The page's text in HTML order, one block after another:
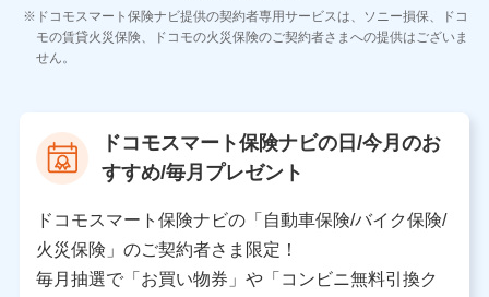
各種お問い合わせに対応するため
当社のサービスに関する情報提供や、皆様に有用なお知らせ
をお送りするため
当社の対応品質向上やお問い合わせ内容の正確な把握のため
個人情報保護管理者の職名、連絡先
〒103-0013 東京都中央区日本橋人形町2-14-10 アー
バンネット日本橋ビル 3F
株式会社ドコモ・インシュアランス
ドコモスマート保険ナビ提供の契約者専用サービスは、ソニー損保、ドコ
モの賃貸火災保険、ドコモの火災保険のご契約者さまへの提供はございま
せん。
ドコモスマート保険ナビの日/今月のお
すすめ/毎月プレゼント
ドコモスマート保険ナビの「自動車保険/バイク保険/
火災保険」のご契約者さま限定！
毎月抽選で「お買い物券」や「コンビニ無料引換ク